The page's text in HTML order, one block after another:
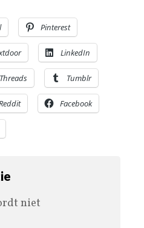
Pinterest
LinkedIn
Threads Tumblr
Facebook
niet